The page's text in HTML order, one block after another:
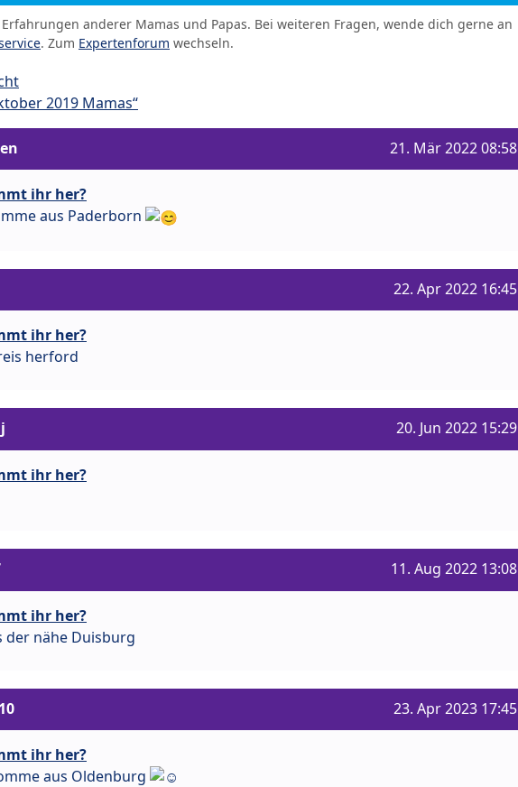
anderer Mamas und Papas. Bei weiteren Fragen, wende dich gerne an
. Zum Expertenforum wechseln.
2019 Mamas“
21. Mär 2022 08:58
ihr her?
aus Paderborn
22. Apr 2022 16:45
ihr her?
herford
20. Jun 2022 15:29
ihr her?
11. Aug 2022 13:08
ihr her?
der nähe Duisburg
23. Apr 2023 17:45
ihr her?
aus Oldenburg